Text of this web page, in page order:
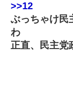
>>12
ぶっちゃけ民
わ
正直、民主党